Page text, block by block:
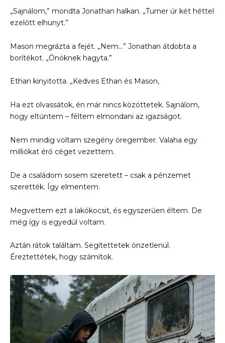
„Sajnálom,” mondta Jonathan halkan. „Turner úr két héttel
ezelőtt elhunyt.”
Mason megrázta a fejét. „Nem…” Jonathan átdobta a
borítékot. „Önöknek hagyta.”
Ethan kinyitotta. „Kedves Ethan és Mason,
Ha ezt olvassátok, én már nincs közöttetek. Sajnálom,
hogy eltűntem – féltem elmondani az igazságot.
Nem mindig voltam szegény öregember. Valaha egy
milliókat érő céget vezettem.
De a családom sosem szeretett – csak a pénzemet
szerették. Így elmentem.
Megvettem ezt a lakókocsit, és egyszerűen éltem. De
még így is egyedül voltam.
Aztán rátok találtam. Segítettetek önzetlenül.
Éreztettétek, hogy számítok.